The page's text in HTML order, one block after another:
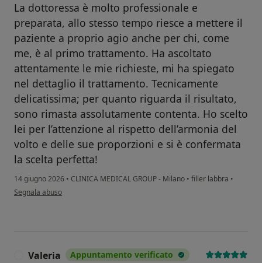
La dottoressa è molto professionale e
preparata, allo stesso tempo riesce a mettere il
paziente a proprio agio anche per chi, come
me, è al primo trattamento. Ha ascoltato
attentamente le mie richieste, mi ha spiegato
nel dettaglio il trattamento. Tecnicamente
delicatissima; per quanto riguarda il risultato,
sono rimasta assolutamente contenta. Ho scelto
lei per l’attenzione al rispetto dell’armonia del
volto e delle sue proporzioni e si è confermata
la scelta perfetta!
14 giugno 2026 • CLINICA MEDICAL GROUP - Milano • filler labbra •
secondo l'opinione dell'utente Chiara
Segnala abuso
Valeria Appuntamento verificato